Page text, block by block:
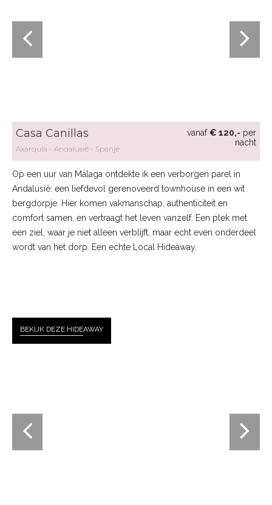
vanaf € 120,- per
nacht
Casa Canillas
Axarquía Andalusië Spanje
Op een uur van Málaga ontdekte ik een verborgen parel in
Andalusië: een liefdevol gerenoveerd townhouse in een wit
bergdorpje. Hier komen vakmanschap, authenticiteit en
comfort samen, en vertraagt het leven vanzelf. Een plek met
een ziel, waar je niet alleen verblijft, maar echt even onderdeel
wordt van het dorp. Een echte Local Hideaway.
BEKIJK DEZE HIDEAWAY